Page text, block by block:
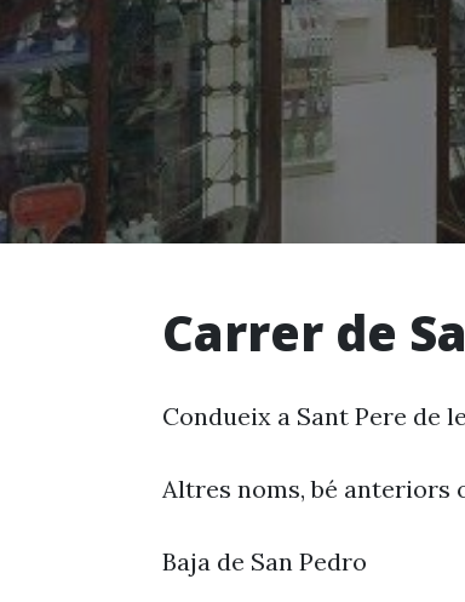
Carrer de
Condueix a Sant Pere de
Altres noms, bé anteriors
Baja de San Pedro